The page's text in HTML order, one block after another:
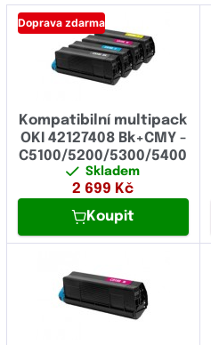
Doprava zdarma
Kompatibilní multipack
OKI 42127408 Bk+CMY -
C5100/5200/5300/5400
Skladem
2 699 Kč
Koupit